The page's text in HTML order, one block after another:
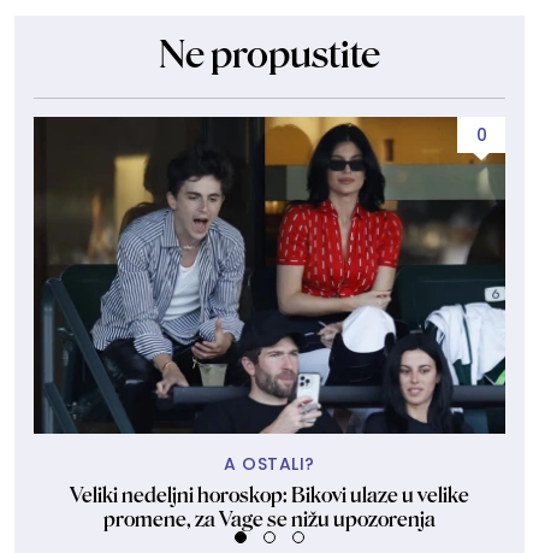
Ne propustite
0
A OSTALI?
Veliki nedeljni horoskop: Bikovi ulaze u velike
promene, za Vage se nižu upozorenja